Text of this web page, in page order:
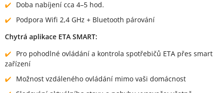
Doba nabíjení cca 4–5 hod.
Podpora Wifi 2,4 GHz + Bluetooth párování
Chytrá aplikace ETA SMART:
Pro pohodlné ovládání a kontrola spotřebičů ETA přes smart
zařízení
Možnost vzdáleného ovládání mimo vaši domácnost